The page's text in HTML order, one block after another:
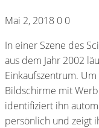
Mai 2, 2018 0 0
In einer Szene des
aus dem Jahr 2002
Einkaufszentrum.
Bildschirme mit
identifiziert ihn
persönlich und zeigt